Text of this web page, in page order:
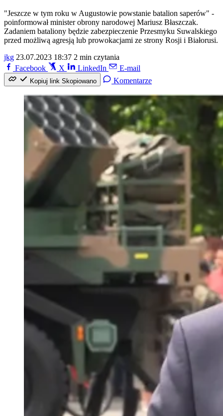
"Jeszcze w tym roku w Augustowie powstanie batalion saperów" -
poinformował minister obrony narodowej Mariusz Błaszczak.
Zadaniem bataliony będzie zabezpieczenie Przesmyku Suwalskiego
przed możliwą agresją lub prowokacjami ze strony Rosji i Białorusi.
jkg 23.07.2023 18:37 2 min czytania
Facebook
X LinkedIn E-mail
Kopiuj link Skopiowano Komentarze